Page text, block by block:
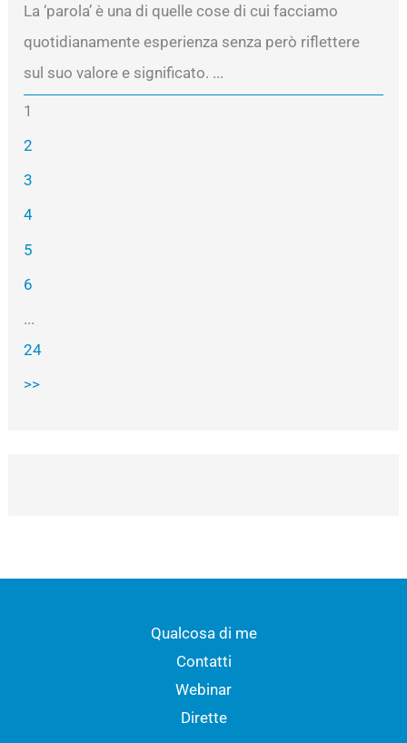
La ‘parola’ è una di quelle cose di cui facciamo
quotidianamente esperienza senza però riflettere
sul suo valore e significato. ...
1
2
3
4
5
6
...
24
>>
Qualcosa di me
Contatti
Webinar
Dirette